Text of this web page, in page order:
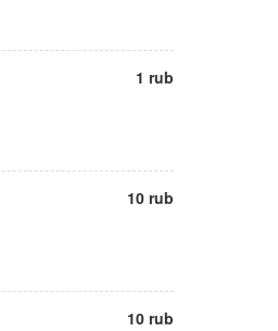
1 rub
10 rub
10 rub